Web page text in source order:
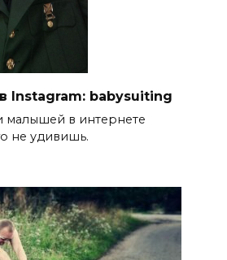
Instagram: babysuiting
малышей в интернете
не удивишь.